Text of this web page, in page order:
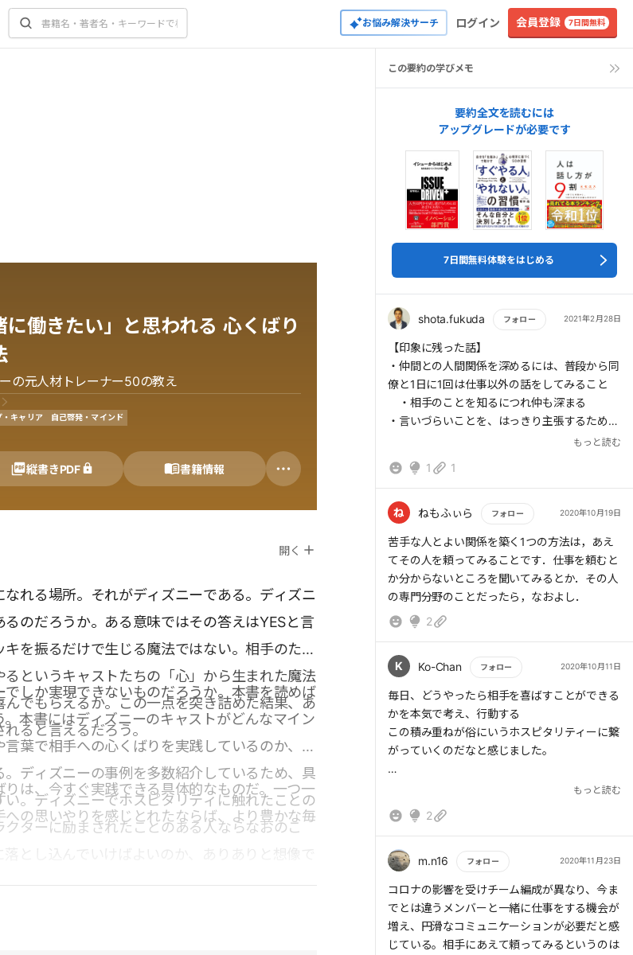
お悩み解決サーチ ログイン 会員登録 7日間無料
に働きたい」と思われる 心くばり
の元人材トレーナー50の教え
・キャリア 自己啓発・マインド
縦書きPDF 書籍情報
開く
れる場所。それがディズニーである。ディズニ
のだろうか。ある意味ではその答えはYESと言
を振るだけで生じる魔法ではない。相手のため
というキャストたちの「心」から生まれた魔法
でもらえるか。この一点を突き詰めた結果、あ
ると言えるだろう。
しか実現できないものだろうか。本書を読めば
本書にはディズニーのキャストがどんなマイン
言葉で相手への心くばりを実践しているのか、そ
ディズニーの事例を多数紹介しているため、具
。ディズニーでホスピタリティに触れたことの
ターに励まされたことのある人ならなおのこ
でのつきあいにおいて、もっとスムーズに仲間
は、今すぐ実践できる具体的なものだ。一つ一
の思いやりを感じとれたならば、より豊かな毎
この要約の学びメモ
要約全文を読むには
アップグレードが必要です
7日間無料体験をはじめる
shota.fukuda フォロー 2021年2月28日
もっと読む
【印象に残った話】
・仲間との人間関係を深めるには、普段から同
僚と1日に1回は仕事以外の話をしてみること
・相手のことを知るにつれ仲も深まる
・言いづらいことを、はっきり主張するため
・先に相手のよいところをほめてから本題に
・相手から頼みごとをされたものの、期待に
を出す
・受け取りにくいことを、相手から主張された
ときは、「思い切って言ってくれて嬉しい」と
感謝し、素直に耳を傾ける
・苦手な相手とつきあううえでは、「あえて相
手を頼ってみる」と、意外にも新しい関係が築
けるようになることが多い
・苦手意識も薄らいでいくと同時に、「自分
と価値観が合う人ばかりではない」と認識でき
る
【アクションプラン】
・コミュニケーションで以下を意識する
・先に相手のよいところをほめてから本題に
たときは、「思い切って言ってくれて嬉しい」
もっと読む
1 1
ね ねもふぃら フォロー 2020年10月19日
もっと読む
苦手な人とよい関係を築く1つの方法は，あえ
てその人を頼ってみることです．仕事を頼むと
か分からないところを聞いてみるとか．その人
の専門分野のことだったら，なおよし．
2
K Ko-Chan フォロー 2020年10月11日
もっと読む
毎日、どうやったら相手を喜ばすことができる
かを本気で考え、行動する
この積み重ねが俗にいうホスピタリティーに繋
がっていくのだなと感じました。
また、高い声は好感度を、低い声は説得力や安
なぜ自分の好感度がなかなか上がらないかが分
もっと読む
2
m.n16 フォロー 2020年11月23日
もっと読む
コロナの影響を受けチーム編成が異なり、今ま
でとは違うメンバーと一緒に仕事をする機会が
増え、円滑なコミュニケーションが必要だと感
じている。相手にあえて頼ってみるというのは